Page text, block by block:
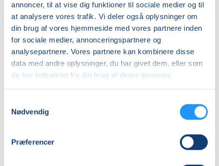
annoncer, til at vise dig funktioner til sociale medier og til
at analysere vores trafik. Vi deler også oplysninger om
din brug af vores hjemmeside med vores partnere inden
for sociale medier, annonceringspartnere og
analysepartnere. Vores partnere kan kombinere disse
data med andre oplysninger, du har givet dem, eller som
de har indsamlet fra din brug af deres tjenester.
Nødvendig
Præferencer
DKK 525,00
Info
Nummer
266079
Sidste mødegang
Antal mødegange